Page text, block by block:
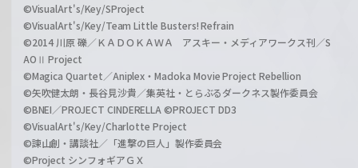
©VisualArt's/Key/SProject
©VisualArt's/Key/Team Little Busters! Refrain
©2014 川原 礫／ＫＡＤＯＫＡＷＡ アスキー・メディアワークス刊／S
AOⅡ Project
©Magica Quartet／Aniplex・Madoka Movie Project Rebellion
©矢吹健太朗・長谷見沙貴／集英社・とらぶるダークネス製作委員会
©BNEI／PROJECT CINDERELLA ©PROJECT DD3
©VisualArt's/Key/Charlotte Project
©諫山創・講談社／「進撃の巨人」製作委員会
©Project シンフォギアＧＸ